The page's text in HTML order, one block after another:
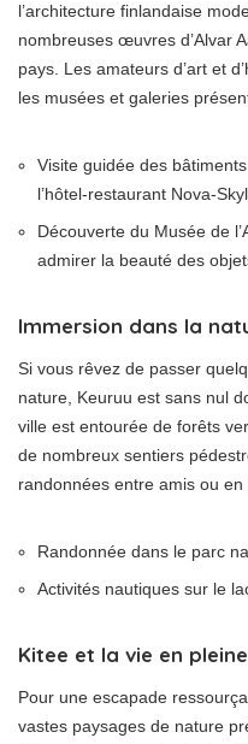
l’architecture finlandaise
nombreuses œuvres d’Alvar
pays. Les amateurs d’art et
les musées et galeries
Visite guidée des
l’hôtel-restaurant Nova-
Découverte du Musée de
admirer la beauté des
Immersion dans la
Si vous rêvez de passer
nature, Keuruu est sans nul
ville est entourée de forêts
de nombreux sentiers
randonnées entre amis ou en
Randonnée dans le parc
Activités nautiques sur le
Kitee et la vie en
Pour une escapade
vastes paysages de nature